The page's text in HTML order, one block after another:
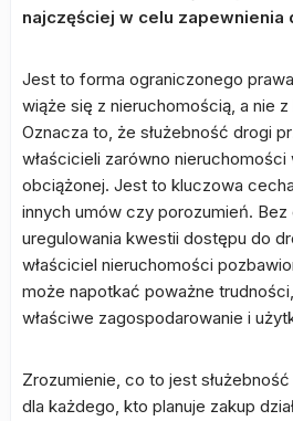
najczęściej w celu zapewnienia
Jest to forma ograniczonego
wiąże się z nieruchomością, a nie
Oznacza to, że służebność drogi
właścicieli zarówno nieruchomości
obciążonej. Jest to kluczowa
innych umów czy porozumień.
uregulowania kwestii dostępu do
właściciel nieruchomości
może napotkać poważne
właściwe zagospodarowanie i
Zrozumienie, co to jest
dla każdego, kto planuje zakup